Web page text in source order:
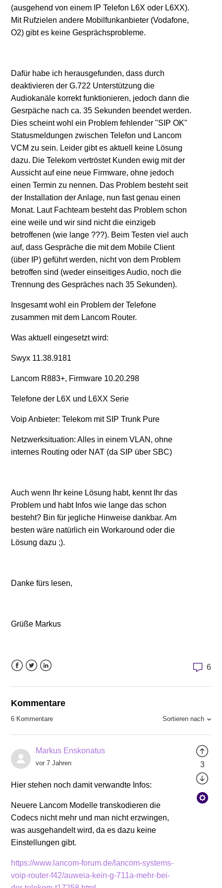
(ausgehend von einem IP Telefon L6X oder L6XX).
Mit Rufzielen andere Mobilfunkanbieter (Vodafone,
O2) gibt es keine Gesprächsprobleme.
Dafür habe ich herausgefunden, dass durch
deaktivieren der G.722 Unterstützung die
Audiokanäle korrekt funktionieren, jedoch dann die
Gesrpäche nach ca. 35 Sekunden beendet werden.
Dies scheint wohl ein Problem fehlender "SIP OK"
Statusmeldungen zwischen Telefon und Lancom
VCM zu sein. Leider gibt es aktuell keine Lösung
dazu. Die Telekom vertröstet Kunden ewig mit der
Aussicht auf eine neue Firmware, ohne jedoch
einen Termin zu nennen. Das Problem besteht seit
der Installation der Anlage, nun fast genau einen
Monat. Laut Fachteam besteht das Problem schon
eine weile und wir sind nicht die einzigeb
betroffenen (wie lange ???). Beim Testen viel auch
auf, dass Gespräche die mit dem Mobile Client
(über IP) geführt werden, nicht von dem Problem
betroffen sind (weder einseitiges Audio, noch die
Trennung des Gespräches nach 35 Sekunden).
Insgesamt wohl ein Problem der Telefone
zusammen mit dem Lancom Router.
Was aktuell eingesetzt wird:
Swyx 11.38.9181
Lancom R883+, Firmware 10.20.298
Telefone der L6X und L6XX Serie
Voip Anbieter: Telekom mit SIP Trunk Pure
Netzwerksituation: Alles in einem VLAN, ohne
internes Routing oder NAT (da SIP über SBC)
Auch wenn Ihr keine Lösung habt, kennt Ihr das
Problem und habt Infos wie lange das schon
besteht? Bin für jegliche Hinweise dankbar. Am
besten wäre natürlich ein Workaround oder die
Lösung dazu ;).
Danke fürs lesen,
Grüße Markus
6
Kommentare
6 Kommentare Sortieren nach
Markus Enskonatus
vor 7 Jahren
Hier stehen noch damit verwandte Infos:
Neuere Lancom Modelle transkodieren die
Codecs nicht mehr und man nicht erzwingen,
was ausgehandelt wird, da es dazu keine
Einstellungen gibt.
https://www.lancom-forum.de/lancom-systems-
voip-router-f42/auweia-kein-g-711a-mehr-bei-
3